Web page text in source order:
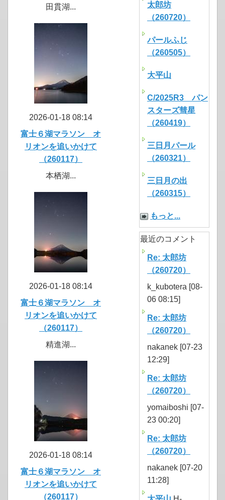
田貫湖...
2026-01-18 08:14
富士６湖マラソン オ
リオンを追いかけて
（260117）
本栖湖...
2026-01-18 08:14
富士６湖マラソン オ
リオンを追いかけて
（260117）
精進湖...
2026-01-18 08:14
富士６湖マラソン オ
リオンを追いかけて
（260117）
太郎坊
（260720）
パールふじ
（260505）
大平山
C/2025R3 パン
スターズ彗星
（260419）
三日月パール
（260321）
三日月の出
（260315）
もっと...
最近のコメント
Re: 太郎坊
（260720）
k_kubotera [08-
06 08:15]
Re: 太郎坊
（260720）
nakanek [07-23
12:29]
Re: 太郎坊
（260720）
yomaiboshi [07-
23 00:20]
Re: 太郎坊
（260720）
nakanek [07-20
11:28]